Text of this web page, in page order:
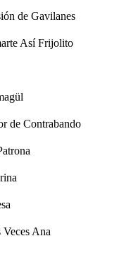
de Gavilanes
Así Frijolito
de Contrabando
Ana